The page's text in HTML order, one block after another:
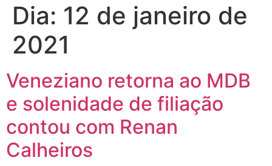
Dia: 12 de janeiro de
2021
Veneziano retorna ao MDB
e solenidade de filiação
contou com Renan
Calheiros